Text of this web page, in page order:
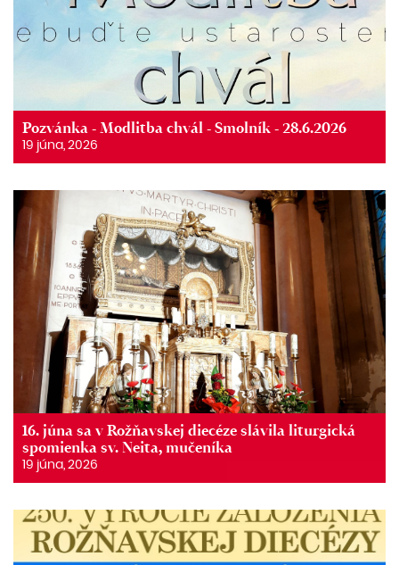
Pozvánka - Modlitba chvál - Smolník - 28.6.2026
19 júna, 2026
16. júna sa v Rožňavskej diecéze slávila liturgická
spomienka sv. Neita, mučeníka
19 júna, 2026